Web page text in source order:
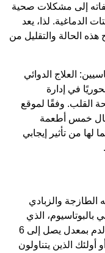
إلى مشكلات صحية
الدماغية. لذا، يعد
الحالة والتقليل من
العلاج الدوائي
في إدارة
القلب. وفقًا لموقع
خمس أطعمة
لها من تأثير إيجابي
الطازجة والزبادي
بالبوتاسيوم، الذي
أثبتت الدراسات أنه يمكن أن يقلل ضغط الدم بمعدل يصل إلى 6
الذين يتناولون